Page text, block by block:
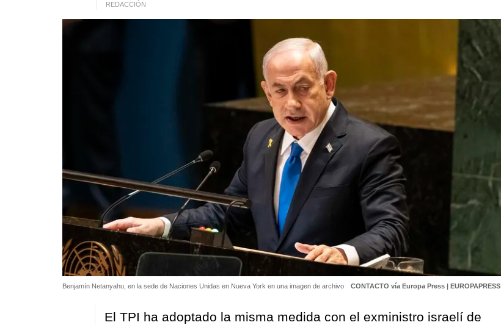
REDACCIÓN
Benjamín Netanyahu, en la sede de Naciones Unidas en Nueva York en una imagen de archivo CONTACTO vía Europa Press | EUROPAPRESS
El TPI ha adoptado la misma medida con el exministro israelí de